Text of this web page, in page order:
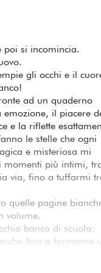
poi si incomincia.
gli occhi e il
ad un quaderno
emozione, il piacere
e la riflette
le stelle che ogni
e misteriosa mi
momenti più intimi,
via, fino a tuffarmi
quelle pagine
volume.
banco di scuola:
fino a formarne